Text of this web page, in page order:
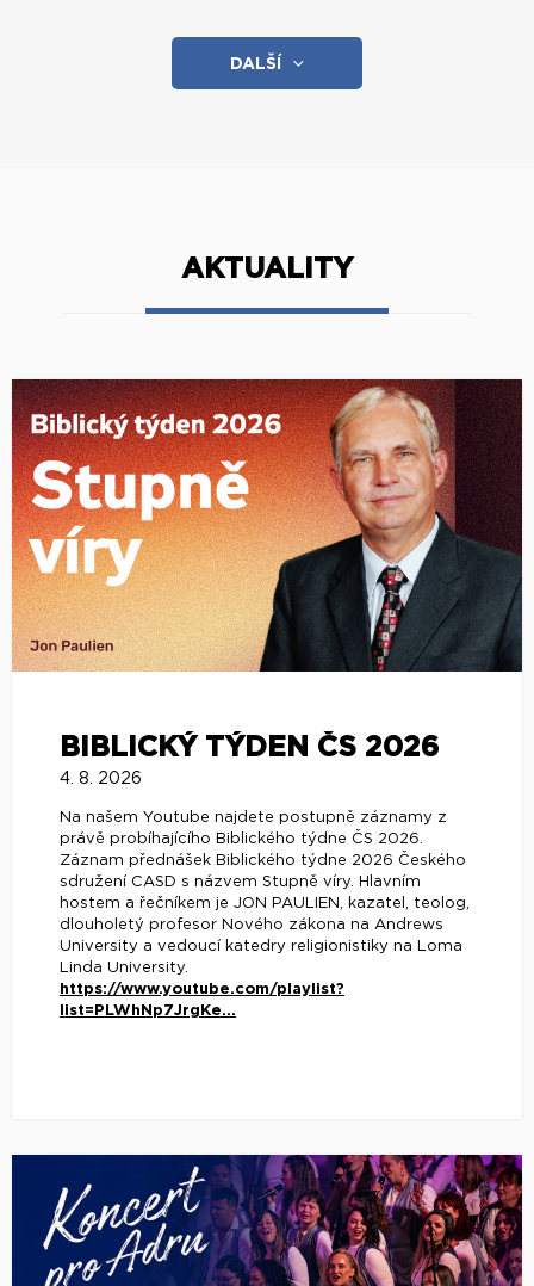
DALŠÍ
AKTUALITY
BIBLICKÝ TÝDEN ČS 2026
4. 8. 2026
Na našem Youtube najdete postupně záznamy z
právě probíhajícího Biblického týdne ČS 2026.
Záznam přednášek Biblického týdne 2026 Českého
sdružení CASD s názvem Stupně víry. Hlavním
hostem a řečníkem je JON PAULIEN, kazatel, teolog,
dlouholetý profesor Nového zákona na Andrews
University a vedoucí katedry religionistiky na Loma
Linda University.
https://www.youtube.com/playlist?
list=PLWhNp7JrgKe...